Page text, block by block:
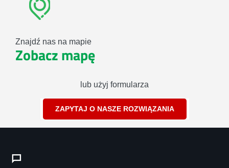
Znajdź nas na mapie
Zobacz mapę
lub użyj formularza
ZAPYTAJ O NASZE ROZWIĄZANIA